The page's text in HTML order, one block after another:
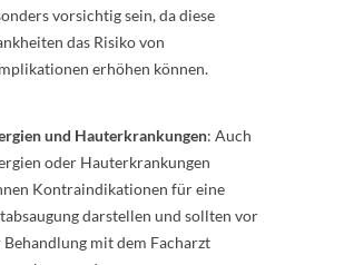
vorsichtig sein, da diese
das Risiko von
erhöhen können.
und Hauterkrankungen: Auch
oder Hauterkrankungen
Kontraindikationen für eine
darstellen und sollten vor
Behandlung mit dem Facharzt